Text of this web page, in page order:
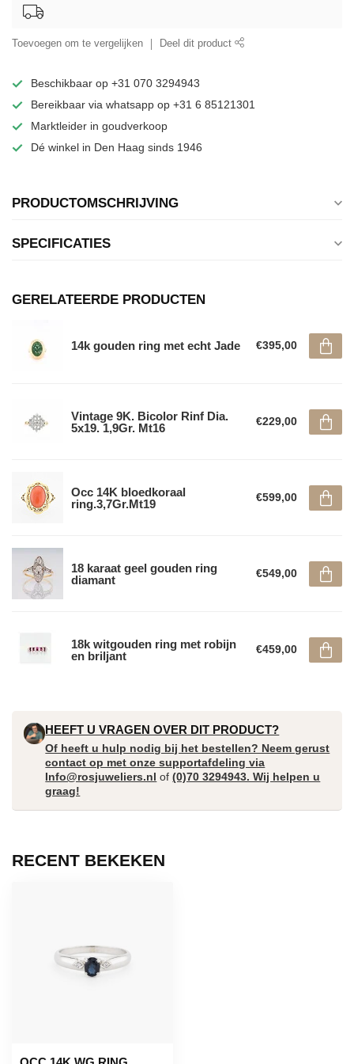
Toevoegen om te vergelijken Deel dit product
Beschikbaar op +31 070 3294943
Bereikbaar via whatsapp op +31 6 85121301
Marktleider in goudverkoop
Dé winkel in Den Haag sinds 1946
PRODUCTOMSCHRIJVING
SPECIFICATIES
GERELATEERDE PRODUCTEN
14k gouden ring met echt Jade €395,00
Vintage 9K. Bicolor Rinf Dia.
5x19. 1,9Gr. Mt16
€229,00
Occ 14K bloedkoraal
ring.3,7Gr.Mt19
€599,00
18 karaat geel gouden ring
diamant
€549,00
18k witgouden ring met robijn
en briljant
€459,00
HEEFT U VRAGEN OVER DIT PRODUCT?
Of heeft u hulp nodig bij het bestellen? Neem gerust
contact op met onze supportafdeling via
Info@rosjuweliers.nl of(0)70 3294943. Wij helpen u
graag!
RECENT BEKEKEN